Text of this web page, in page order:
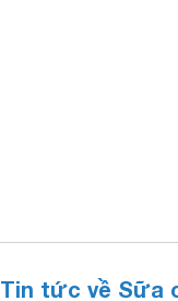
Tin tức về Sữa